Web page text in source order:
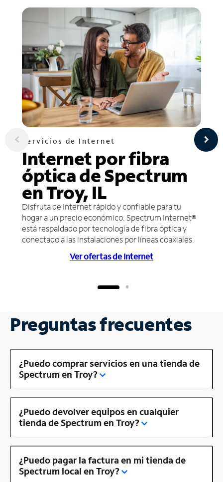
Servicios de Internet
Internet por fibra
óptica de Spectrum
en Troy, IL
Disfruta de Internet rápido y confiable para tu
hogar a un precio económico. Spectrum Internet®
está respaldado por tecnología de fibra óptica y
conectado a las instalaciones por líneas coaxiales.
Ver ofertas de Internet
Preguntas frecuentes
¿Puedo comprar servicios en una tienda de
Spectrum en Troy?
¿Puedo devolver equipos en cualquier
tienda de Spectrum en Troy?
¿Puedo pagar la factura en mi tienda de
Spectrum local en Troy?